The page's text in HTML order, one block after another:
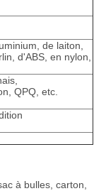
de laiton,
d'ABS, en nylon,
QPQ, etc.
à bulles, carton,